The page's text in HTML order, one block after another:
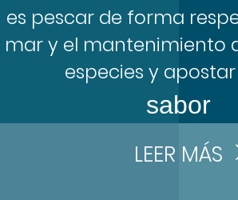
es pescar de forma
mar y el mantenimiento
especies y
sabor
LEER MÁS